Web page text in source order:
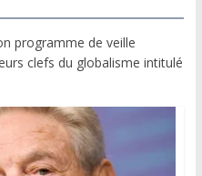
programme de veille
clefs du globalisme intitulé